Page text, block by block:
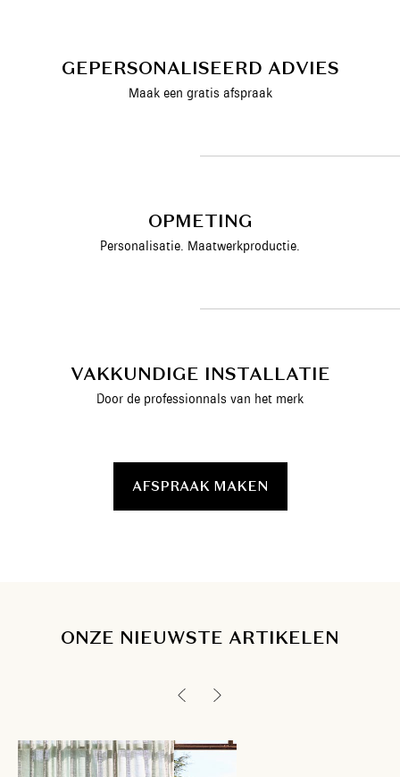
GEPERSONALISEERD ADVIES
Maak een gratis afspraak
OPMETING
Personalisatie. Maatwerkproductie.
VAKKUNDIGE INSTALLATIE
Door de professionnals van het merk
AFSPRAAK MAKEN
ONZE NIEUWSTE ARTIKELEN